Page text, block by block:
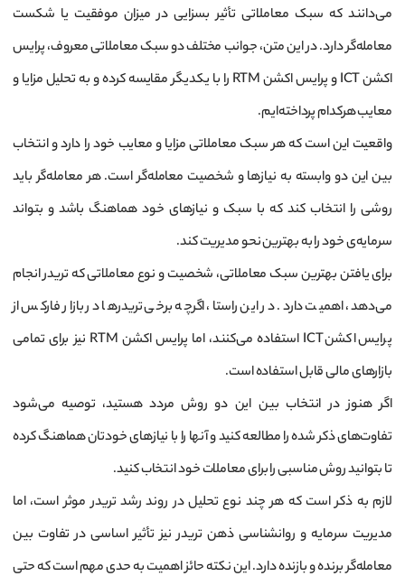
می‌دانند که سبک معاملاتی تأثیر بسزایی در میزان موفقیت یا شکست
معامله‌گر دارد. در این متن، جوانب مختلف دو سبک معاملاتی معروف، پرایس
اکشن ICT و پرایس اکشن RTM را با یکدیگر مقایسه کرده و به تحلیل مزایا و
معایب هرکدام پرداخته‌ایم.
واقعیت این است که هر سبک معاملاتی مزایا و معایب خود را دارد و انتخاب
بین این دو وابسته به نیازها و شخصیت معامله‌گر است. هر معامله‌گر باید
روشی را انتخاب کند که با سبک و نیازهای خود هماهنگ باشد و بتواند
سرمایه‌ی خود را به بهترین نحو مدیریت کند.
برای یافتن بهترین سبک معاملاتی، شخصیت و نوع معاملاتی که تریدر انجام
می‌دهد، اهمیت دارد. در این راستا، اگرچه برخی تریدرها در بازار فارکس از
پرایس اکشن ICT استفاده می‌کنند، اما پرایس اکشن RTM نیز برای تمامی
بازارهای مالی قابل استفاده است.
اگر هنوز در انتخاب بین این دو روش مردد هستید، توصیه می‌شود
تفاوت‌های ذکر شده را مطالعه کنید و آنها را با نیازهای خودتان هماهنگ کرده
تا بتوانید روش مناسبی را برای معاملات خود انتخاب کنید.
لازم به ذکر است که هر چند نوع تحلیل در روند رشد تریدر موثر است، اما
مدیریت سرمایه و روانشناسی ذهن تریدر نیز تأثیر اساسی در تفاوت بین
معامله‌گر برنده و بازنده دارد. این نکته حائز اهمیت به حدی مهم است که حتی